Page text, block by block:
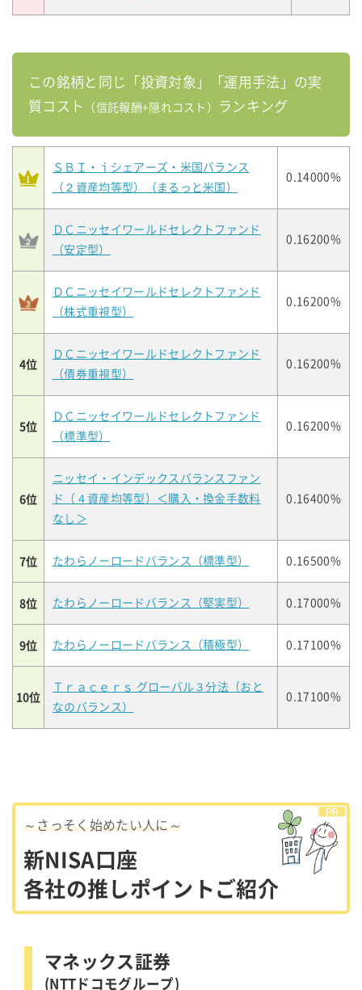
この銘柄と同じ「投資対象」「運用手法」の実
質コスト
（信託報酬+隠れコスト） ランキング
ＳＢＩ・ｉシェアーズ・米国バランス
（２資産均等型）（まるっと米国）
0.14000%
ＤＣニッセイワールドセレクトファンド
（安定型）
0.16200%
ＤＣニッセイワールドセレクトファンド
（株式重視型）
0.16200%
4位
ＤＣニッセイワールドセレクトファンド
（債券重視型）
0.16200%
5位
ＤＣニッセイワールドセレクトファンド
（標準型）
0.16200%
6位
ニッセイ・インデックスバランスファン
ド（４資産均等型）＜購入・換金手数料
なし＞
0.16400%
7位 たわらノーロードバランス（標準型） 0.16500%
8位 たわらノーロードバランス（堅実型） 0.17000%
9位 たわらノーロードバランス（積極型） 0.17100%
10位
Ｔｒａｃｅｒｓ グローバル３分法（おと
なのバランス）
0.17100%
～さっそく始めたい人に～
新NISA口座
各社の推しポイントご紹介
マネックス証券
(NTTドコモグループ)